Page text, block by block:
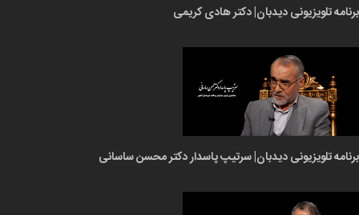
برنامه تلویزیونی دیدبان| دکتر هادی کریمی
برنامه تلویزیونی دیدبان| سرتیپ پاسدار دکتر محسن ساسانی